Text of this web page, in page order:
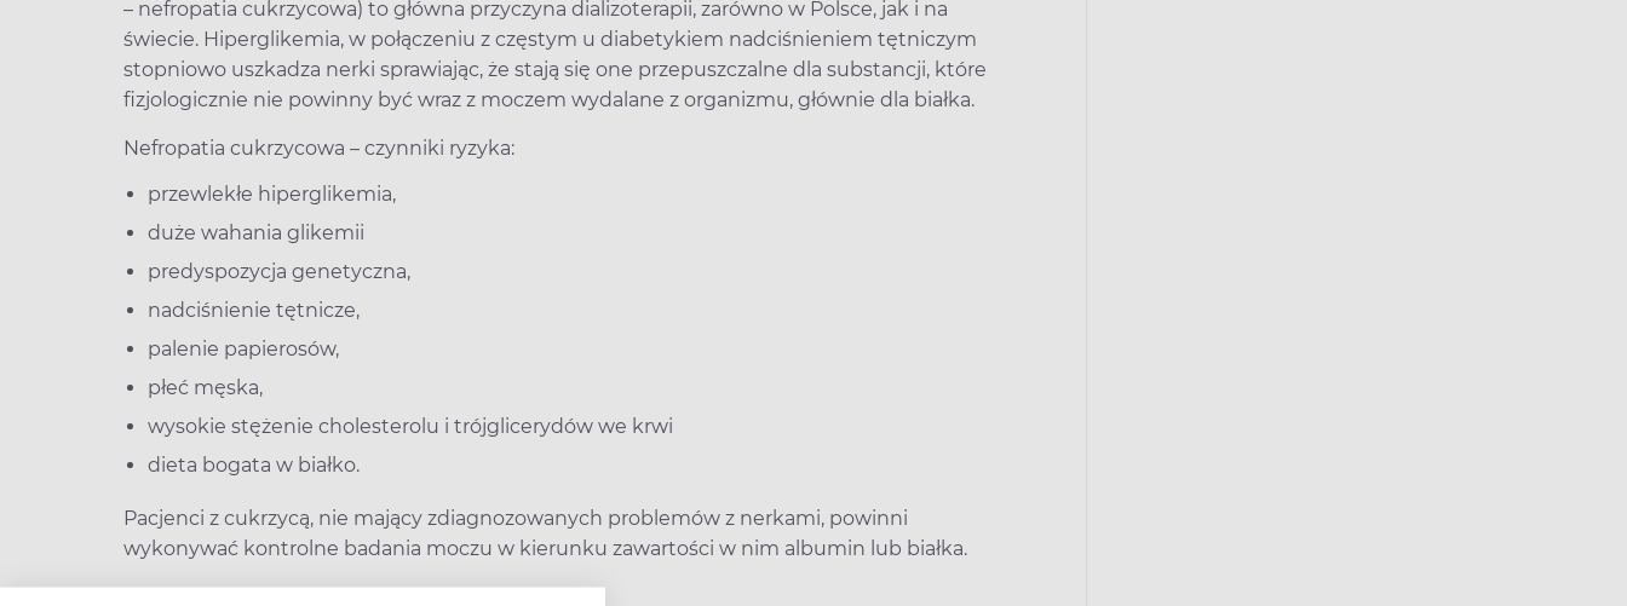
– nefropatia cukrzycowa) to główna przyczyna dializoterapii, zarówno w Polsce, jak i na
świecie. Hiperglikemia, w połączeniu z częstym u diabetykiem nadciśnieniem tętniczym
stopniowo uszkadza nerki sprawiając, że stają się one przepuszczalne dla substancji, które
fizjologicznie nie powinny być wraz z moczem wydalane z organizmu, głównie dla białka.
Nefropatia cukrzycowa – czynniki ryzyka:
przewlekłe hiperglikemia,
duże wahania glikemii
predyspozycja genetyczna,
nadciśnienie tętnicze,
palenie papierosów,
płeć męska,
wysokie stężenie cholesterolu i trójglicerydów we krwi
dieta bogata w białko.
Pacjenci z cukrzycą, nie mający zdiagnozowanych problemów z nerkami, powinni
wykonywać kontrolne badania moczu w kierunku zawartości w nim albumin lub białka.